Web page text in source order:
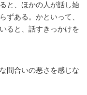
と、ほかの人が話し始
ずある。かといって、
ると、話すきっかけを
間合いの悪さを感じな